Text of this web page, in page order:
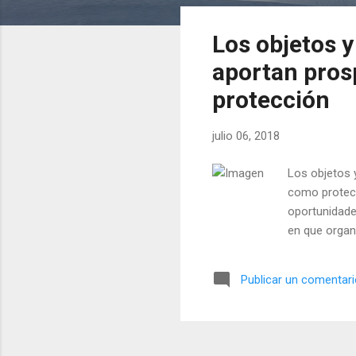
Los objetos
aportan
protección
julio 06, 2018
Los objetos
como
en que
Publicar un